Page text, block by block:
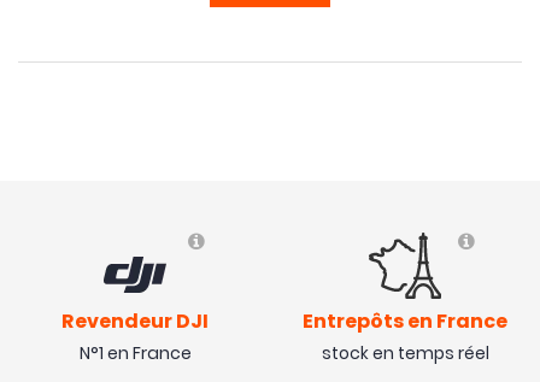
Revendeur DJI
N°1 en France
Entrepôts en France
stock en temps réel